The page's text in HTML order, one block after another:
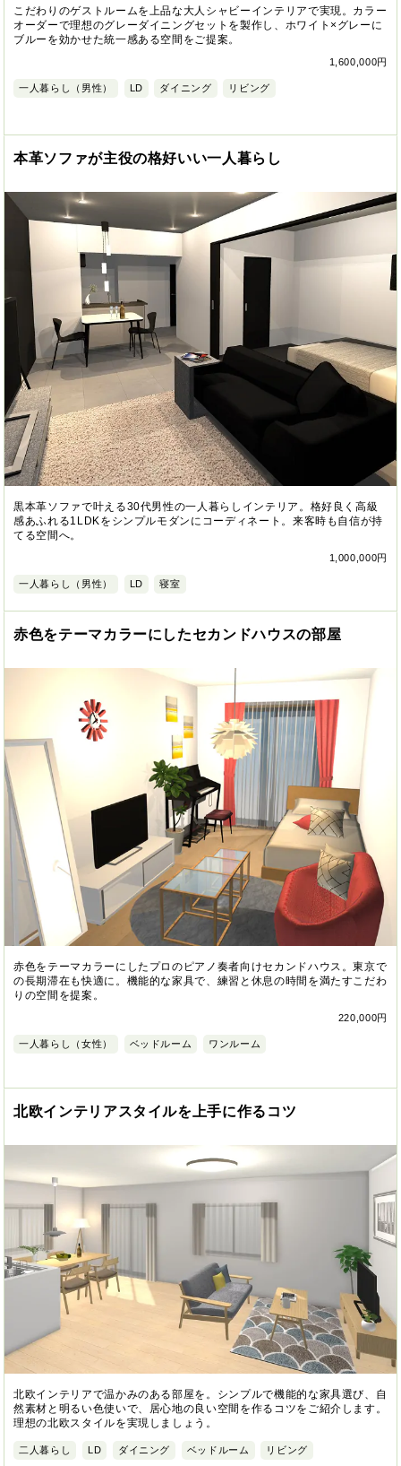
こだわりのゲストルームを上品な大人シャビーインテリアで実現。カラー
オーダーで理想のグレーダイニングセットを製作し、ホワイト×グレーに
ブルーを効かせた統一感ある空間をご提案。
1,600,000円
一人暮らし（男性） LD ダイニング リビング
本革ソファが主役の格好いい一人暮らし
黒本革ソファで叶える30代男性の一人暮らしインテリア。格好良く高級
感あふれる1LDKをシンプルモダンにコーディネート。来客時も自信が持
てる空間へ。
1,000,000円
一人暮らし（男性） LD 寝室
赤色をテーマカラーにしたセカンドハウスの部屋
赤色をテーマカラーにしたプロのピアノ奏者向けセカンドハウス。東京で
の長期滞在も快適に。機能的な家具で、練習と休息の時間を満たすこだわ
りの空間を提案。
220,000円
一人暮らし（女性） ベッドルーム ワンルーム
北欧インテリアスタイルを上手に作るコツ
北欧インテリアで温かみのある部屋を。シンプルで機能的な家具選び、自
然素材と明るい色使いで、居心地の良い空間を作るコツをご紹介します。
理想の北欧スタイルを実現しましょう。
二人暮らし LD ダイニング ベッドルーム リビング